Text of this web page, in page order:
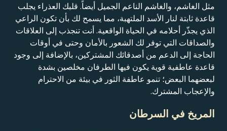
مثل الغاشم، والغاشم الناعم الجميل أيضاً. قلبك العذراء يجلب
قاعدة ثابتة لنار الأسد الملتهبة، مما يسمح لك بأن تكون الراعي
الذي يجذّر أحلامه في الحياة الواقعية. أنت تنجذب إلى العلاقات
والصداقات التي توفر لك الشعور بالأمان وحتى في أوقات
الحاجة إلى الدعم من أصدقائك المشتركين، بالإضافة إلى وجود
قاعدة عاطفية قوية يكون فيها الطرفان مخلصين بشدة
لبعضهما البعض؛ تنمو عاطفة الثور في بيئة من الاحترام
والإعجاب المشترك.
المريخ في السرطان